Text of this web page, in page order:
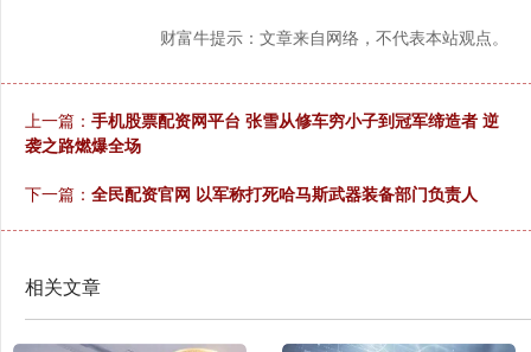
财富牛提示：文章来自网络，不代表本站观点。
上一篇： 手机股票配资网平台 张雪从修车穷小子到冠军缔造者 逆
袭之路燃爆全场
下一篇： 全民配资官网 以军称打死哈马斯武器装备部门负责人
相关文章